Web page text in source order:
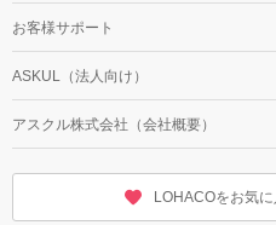
お客様サポート
ASKUL（法人向け）
アスクル株式会社（会社概要）
LOHACOをお気